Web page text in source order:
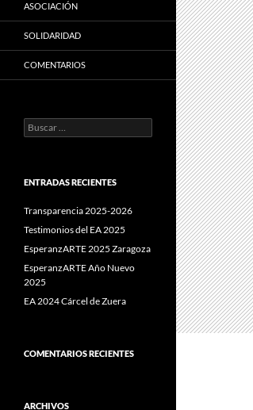
ASOCIACIÓN
SOLIDARIDAD
COMENTARIOS
Buscar:
ENTRADAS RECIENTES
Transparencia 2025-2026
Testimonios del EA 2025
EsperanzARTE 2025 Zaragoza
EsperanzARTE Año Nuevo
2025
EA 2024 Cárcel de Zuera
COMENTARIOS RECIENTES
ARCHIVOS